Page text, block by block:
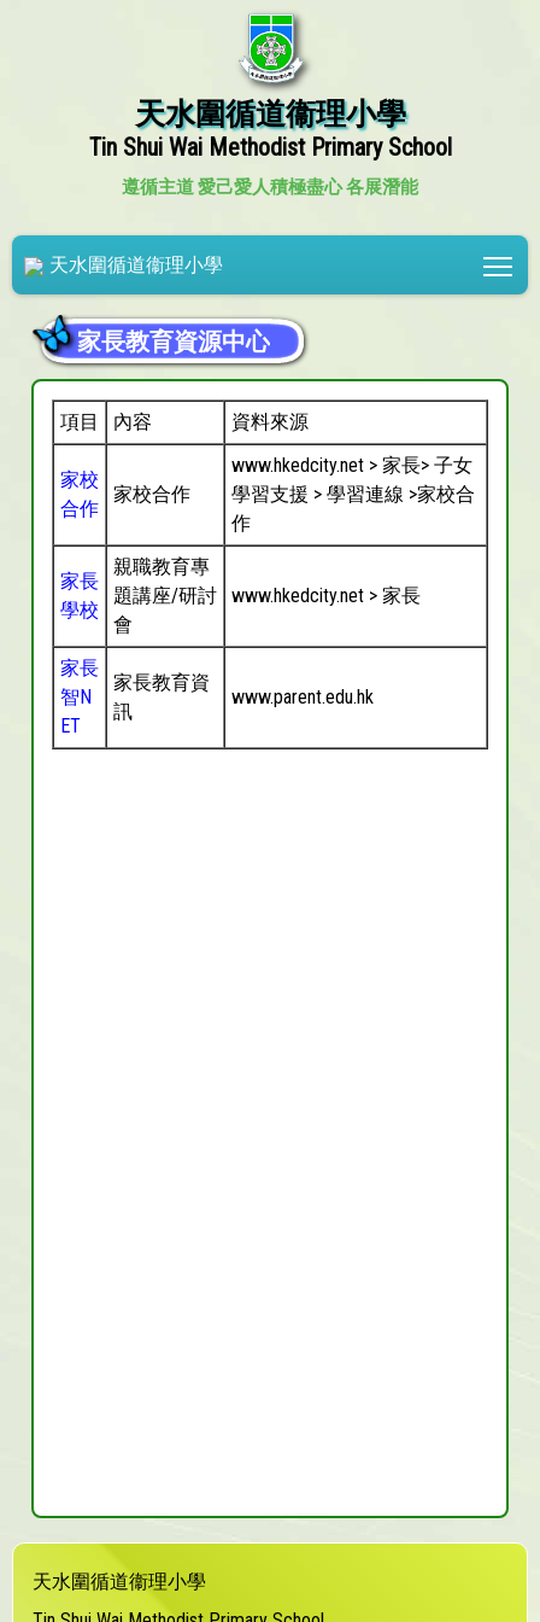
天水圍循道衞理小學
Tin Shui Wai Methodist Primary School
遵循主道 愛己愛人積極盡心 各展潛能
天水圍循道衞理小學
家長教育資源中心
項目 內容 資料來源
家校
合作
家校合作
www.hkedcity.net > 家長> 子女
學習支援 > 學習連線 >家校合
作
家長
學校
親職教育專
題講座/研討
會
www.hkedcity.net > 家長
家長
智N
ET
家長教育資
訊
www.parent.edu.hk
天水圍循道衞理小學